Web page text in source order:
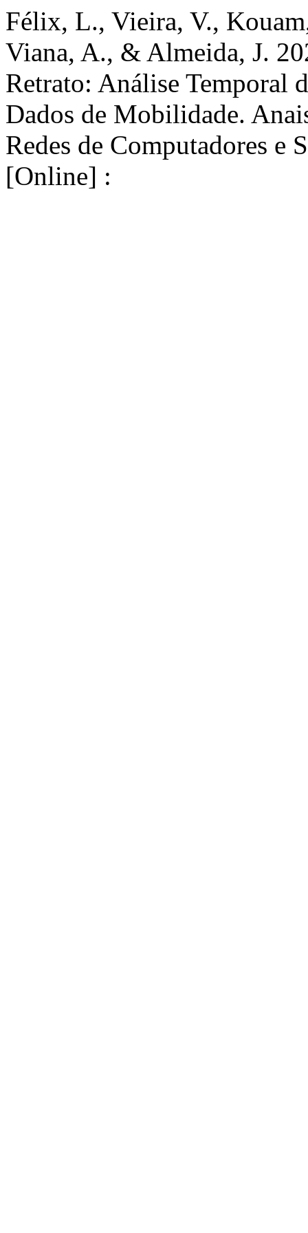
Félix, L., Vieira, V.,
Viana, A., & Almeida, J.
Retrato: Análise Temporal
Dados de Mobilidade.
Redes de Computadores e
[Online] :